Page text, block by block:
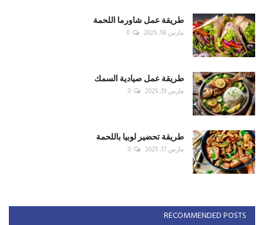
طريقة عمل شاورما اللحمة
مارس 18, 2025 0
طريقة عمل صيادية السمك
مارس 19, 2025 0
طريقة تحضير لوبيا باللحمة
مارس 17, 2025 0
RECOMMENDED POSTS